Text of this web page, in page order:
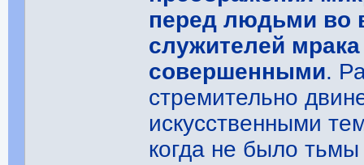
перед людьми во
служителей
совершенными.
стремительно
искусственными
когда не было